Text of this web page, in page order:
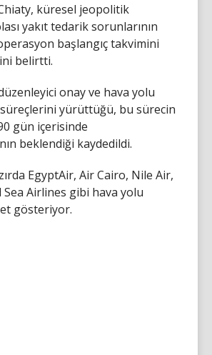
küresel jeopolitik
yakıt tedarik sorunlarının
başlangıç takvimini
belirtti.
onay ve hava yolu
yürüttüğü, bu sürecin
gün içerisinde
beklendiği kaydedildi.
EgyptAir, Air Cairo, Nile Air,
Sea Airlines gibi hava yolu
gösteriyor.